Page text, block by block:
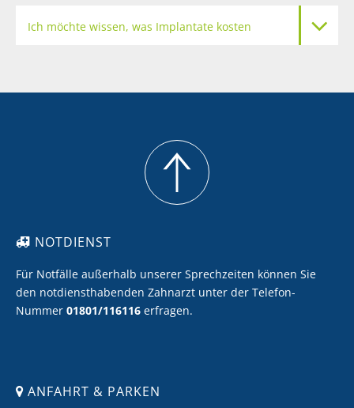
Ich möchte wissen, was Implantate kosten
Ich möchte eine professionelle Zahnreinigung
NOTDIENST
Für Notfälle außerhalb unserer Sprechzeiten können Sie
den notdiensthabenden Zahnarzt unter der Telefon-
Nummer 01801/116116 erfragen.
ANFAHRT & PARKEN